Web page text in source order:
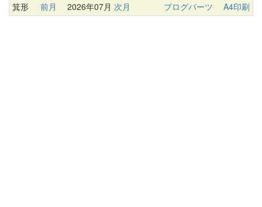
箕形 前月 2026年07月 次月 ブログパーツ A4印刷